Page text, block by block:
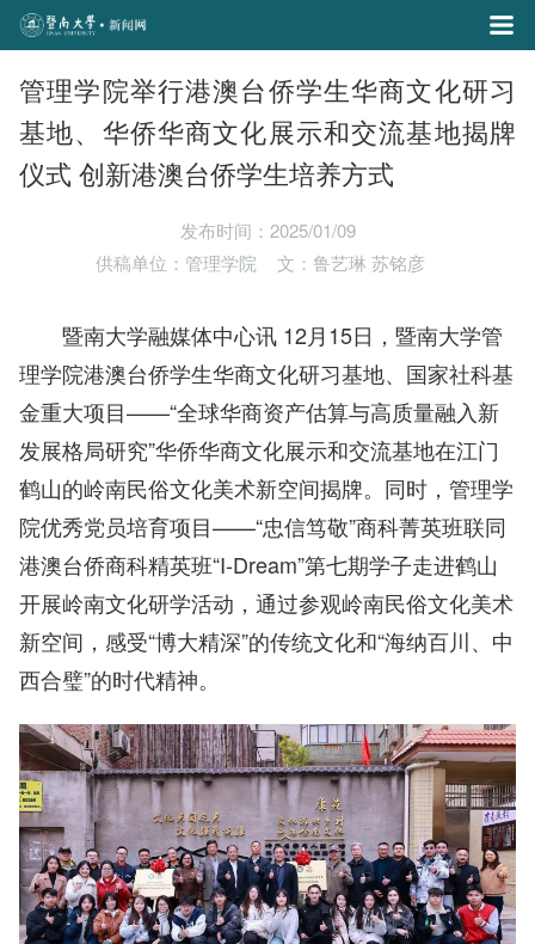
管理学院举行港澳台侨学生华商文化研习
基地、华侨华商文化展示和交流基地揭牌
仪式 创新港澳台侨学生培养方式
发布时间：2025/01/09
供稿单位：管理学院
文：鲁艺琳 苏铭彦
暨南大学融媒体中心讯 12月15日，暨南大学管
理学院港澳台侨学生华商文化研习基地、国家社科基
金重大项目——“全球华商资产估算与高质量融入新
发展格局研究”华侨华商文化展示和交流基地在江门
鹤山的岭南民俗文化美术新空间揭牌。同时， 管理学
院优秀党员培育项目——“忠信笃敬”商科菁英班联同
港澳台侨商科精英班“I-Dream”第七期学子走进鹤山
开展岭南文化研学活动，通过参观岭南民俗文化美术
新空间，感受“博大精深”的传统文化和“海纳百川、中
西合璧”的时代精神。